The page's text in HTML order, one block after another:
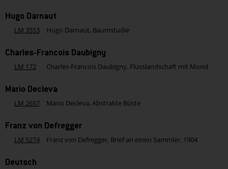
Hugo Darnaut
LM 3553 Hugo Darnaut, Baumstudie
Charles-Francois Daubigny
LM 172 Charles-Francois Daubigny, Flusslandschaft mit Mond
Mario Decleva
LM 2657 Mario Decleva, Abstrakte Büste
Franz von Defregger
LM 5274 Franz von Defregger, Brief an einen Sammler, 1904
Deutsch